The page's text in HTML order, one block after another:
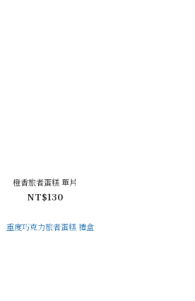
橙香旅者蛋糕 單片
NT$130